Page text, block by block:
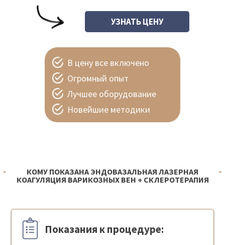
В цену все включено
Огромный опыт
Лучшее оборудование
Новейшие методики
КОМУ ПОКАЗАНА ЭНДОВАЗАЛЬНАЯ ЛАЗЕРНАЯ
КОАГУЛЯЦИЯ ВАРИКОЗНЫХ ВЕН + СКЛЕРОТЕРАПИЯ
Показания к процедуре: